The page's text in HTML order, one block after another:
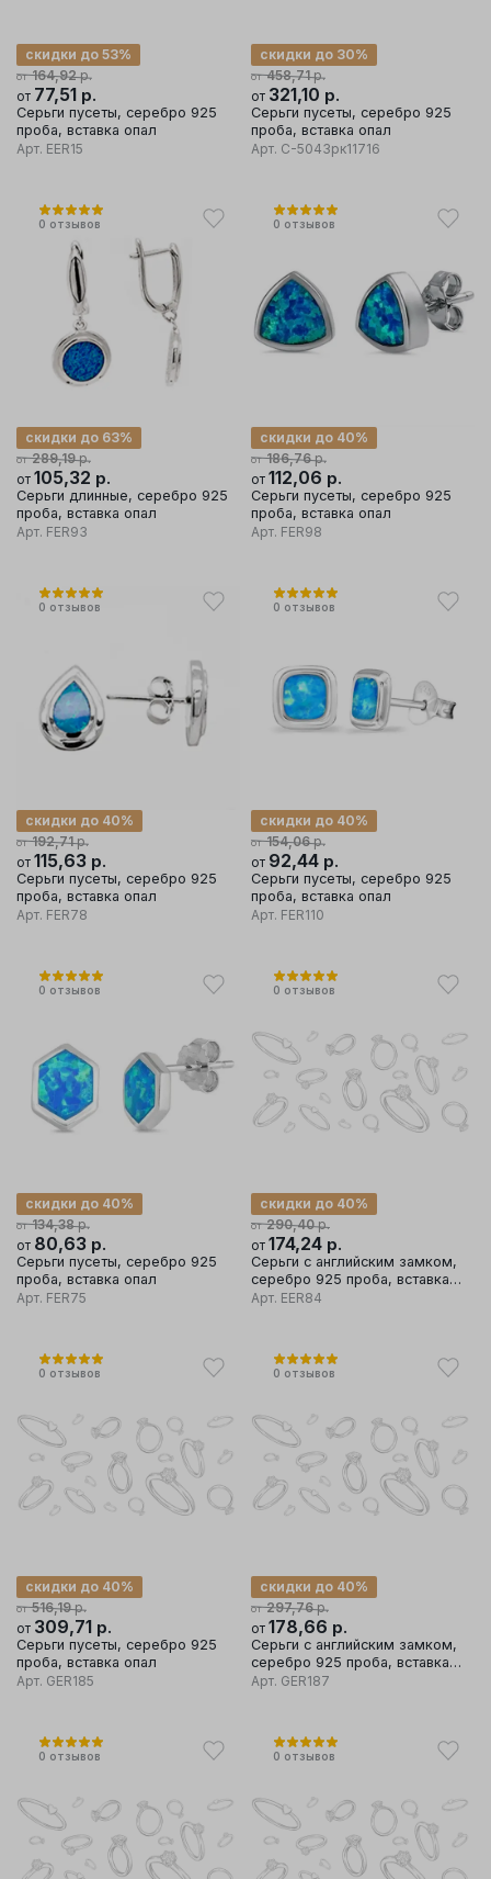
от 164,92р.
скидки до 53%
от 77,51 р.
Серьги пусеты, серебро 925
проба, вставка опал
Арт. EER15
от 458,71р.
скидки до 30%
от 321,10 р.
Серьги пусеты, серебро 925
проба, вставка опал
Арт. С-5043рк11716
0 отзывов
от 289,19р.
скидки до 63%
от 105,32 р.
Серьги длинные, серебро 925
проба, вставка опал
Арт. FER93
0 отзывов
от 186,76р.
скидки до 40%
от 112,06 р.
Серьги пусеты, серебро 925
проба, вставка опал
Арт. FER98
0 отзывов
от 192,71р.
скидки до 40%
от 115,63 р.
Серьги пусеты, серебро 925
проба, вставка опал
Арт. FER78
0 отзывов
от 154,06р.
скидки до 40%
от 92,44 р.
Серьги пусеты, серебро 925
проба, вставка опал
Арт. FER110
0 отзывов
от 134,38р.
скидки до 40%
от 80,63 р.
Серьги пусеты, серебро 925
проба, вставка опал
Арт. FER75
0 отзывов
от 290,40р.
скидки до 40%
от 174,24 р.
Серьги с английским замком,
серебро 925 проба, вставка
опал
Арт. EER84
0 отзывов
от 516,19р.
скидки до 40%
от 309,71 р.
Серьги пусеты, серебро 925
проба, вставка опал
Арт. GER185
0 отзывов
от 297,76р.
скидки до 40%
от 178,66 р.
Серьги с английским замком,
серебро 925 проба, вставка
опал
Арт. GER187
0 отзывов 0 отзывов